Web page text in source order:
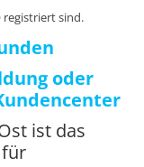
registriert sind.
oder
ist das